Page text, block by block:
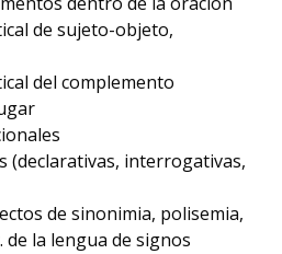
de sujeto-objeto,
del complemento
(declarativas, interrogativas,
de sinonimia, polisemia,
de la lengua de signos